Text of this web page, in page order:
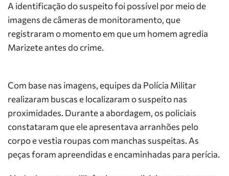
A identificação do suspeito foi possível por meio de
imagens de câmeras de monitoramento, que
registraram o momento em que um homem agredia
Marizete antes do crime.
Com base nas imagens, equipes da Polícia Militar
realizaram buscas e localizaram o suspeito nas
proximidades. Durante a abordagem, os policiais
constataram que ele apresentava arranhões pelo
corpo e vestia roupas com manchas suspeitas. As
peças foram apreendidas e encaminhadas para perícia.